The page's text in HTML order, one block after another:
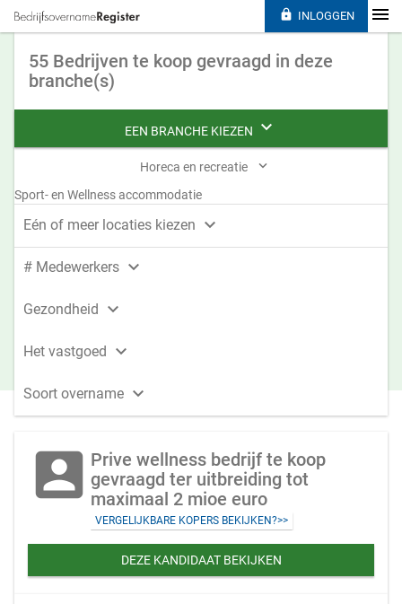
55 Bedrijven te koop gevraagd in deze
branche(s)
EEN BRANCHE KIEZEN 
Horeca en recreatie 
Sport- en Wellness accommodatie
Eén of meer locaties kiezen 
# Medewerkers 
Gezondheid 
Het vastgoed 
Soort overname 
account_box Prive wellness bedrijf te koop
gevraagd ter uitbreiding tot
maximaal 2 mioe euro
VERGELIJKBARE KOPERS BEKIJKEN?>>
DEZE KANDIDAAT BEKIJKEN
 INLOGGEN